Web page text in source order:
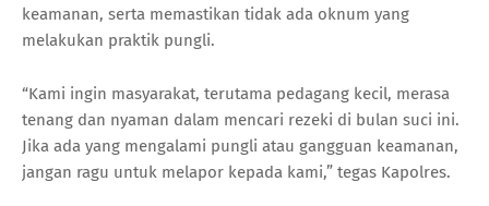
keamanan, serta memastikan tidak ada oknum yang
melakukan praktik pungli.
“Kami ingin masyarakat, terutama pedagang kecil, merasa
tenang dan nyaman dalam mencari rezeki di bulan suci ini.
Jika ada yang mengalami pungli atau gangguan keamanan,
jangan ragu untuk melapor kepada kami,” tegas Kapolres.